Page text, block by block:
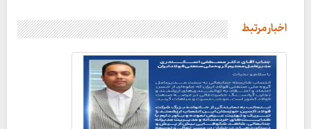
اخبار مرتبط